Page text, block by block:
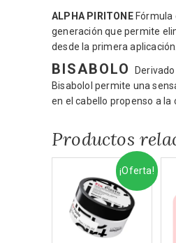
ALPHA PIRITONEFórmula
generación que permite
desde la primera aplicación.
BISABOLO
Bisabolol permite una
en el cabello propenso a la
Productos
¡Oferta!